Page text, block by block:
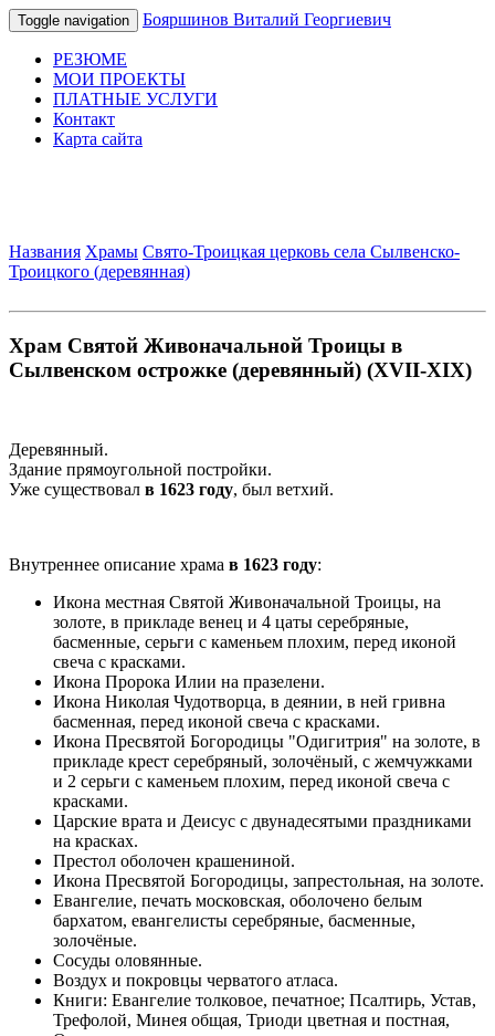
Toggle navigation Бояршинов Виталий Георгиевич
РЕЗЮМЕ
МОИ ПРОЕКТЫ
ПЛАТНЫЕ УСЛУГИ
Контакт
Карта сайта
Названия Храмы Свято-Троицкая церковь села Сылвенско-
Троицкого (деревянная)
Храм Святой Живоначальной Троицы в
Сылвенском острожке (деревянный) (XVII-XIX)
Деревянный.
Здание прямоугольной постройки.
Уже существовал в 1623 году, был ветхий.
Внутреннее описание храма в 1623 году:
Икона местная Святой Живоначальной Троицы, на
золоте, в прикладе венец и 4 цаты серебряные,
басменные, серьги с каменьем плохим, перед иконой
свеча с красками.
Икона Пророка Илии на празелени.
Икона Николая Чудотворца, в деянии, в ней гривна
басменная, перед иконой свеча с красками.
Икона Пресвятой Богородицы "Одигитрия" на золоте, в
прикладе крест серебряный, золочёный, с жемчужками
и 2 серьги с каменьем плохим, перед иконой свеча с
красками.
Царские врата и Деисус с двунадесятыми праздниками
на красках.
Престол оболочен крашениной.
Икона Пресвятой Богородицы, запрестольная, на золоте.
Евангелие, печать московская, оболочено белым
бархатом, евангелисты серебряные, басменные,
золочёные.
Сосуды оловянные.
Воздух и покровцы черватого атласа.
Книги: Евангелие толковое, печатное; Псалтирь, Устав,
Трефолой, Минея общая, Триоди цветная и постная,